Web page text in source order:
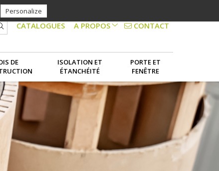
CATALOGUES A PROPOS
NOS SERVICES
LE GROUPE
CONTACT
DE
ISOLATION ET
ÉTANCHÉITÉ
PORTE ET
FENÊTRE
Personalize